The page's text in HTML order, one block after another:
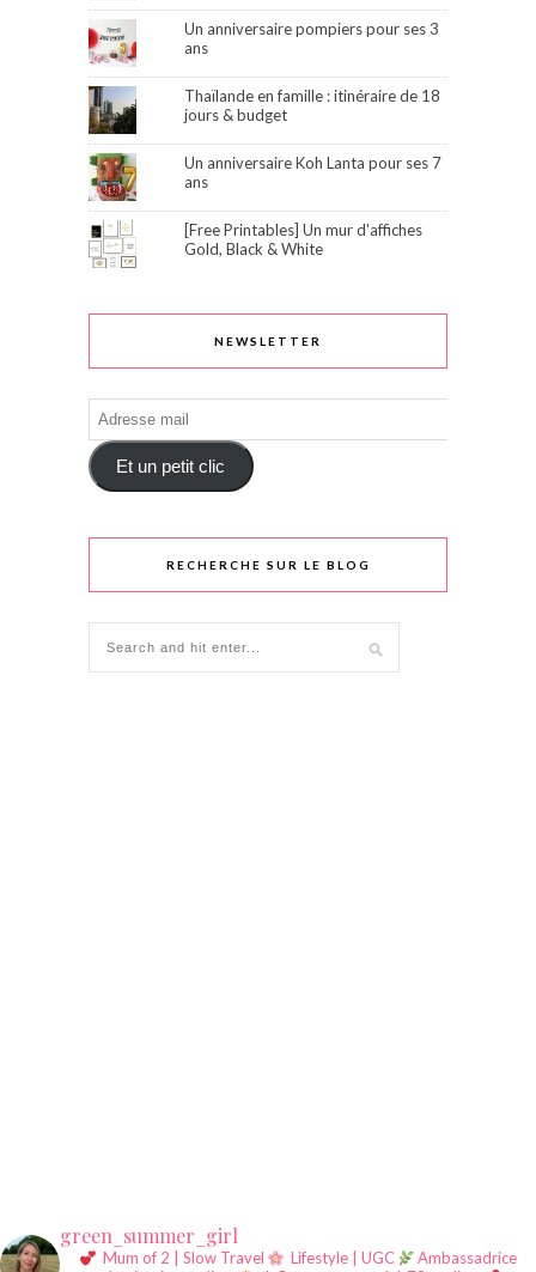
Un anniversaire pompiers pour ses 3
ans
Thaïlande en famille : itinéraire de 18
jours & budget
Un anniversaire Koh Lanta pour ses 7
ans
[Free Printables] Un mur d'affiches
Gold, Black & White
NEWSLETTER
Adresse
mail
Et un petit clic
RECHERCHE SUR LE BLOG
green_summer_girl
Mum of 2 | Slow Travel Lifestyle | UGC
Ambassadrice